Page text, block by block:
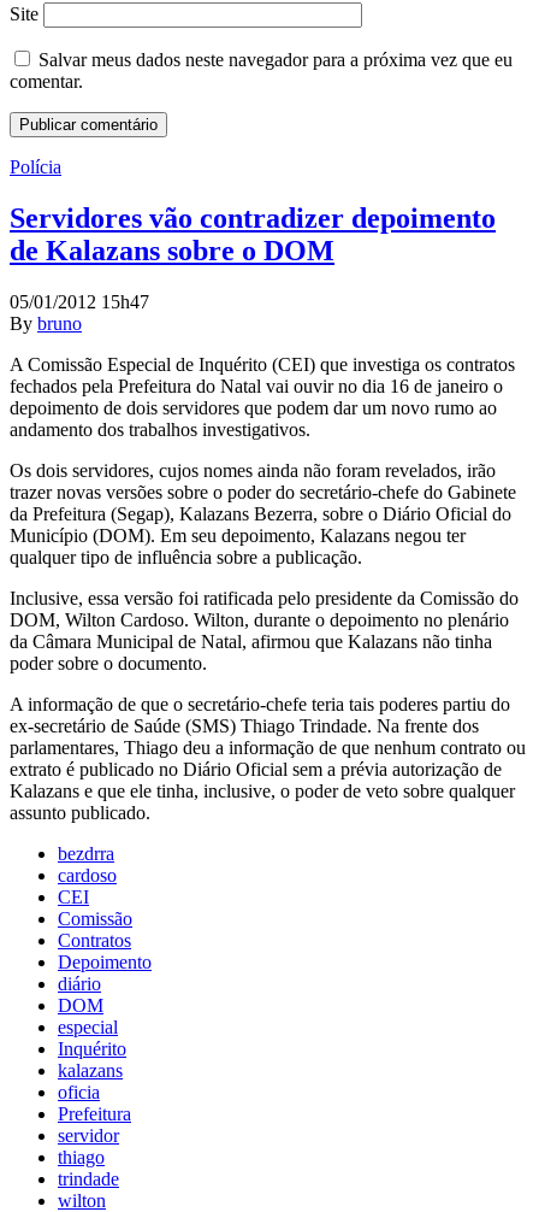
Site
Salvar meus dados neste navegador para a próxima vez que eu
comentar.
Polícia
Servidores vão contradizer depoimento
de Kalazans sobre o DOM
05/01/2012 15h47
By bruno
A Comissão Especial de Inquérito (CEI) que investiga os contratos
fechados pela Prefeitura do Natal vai ouvir no dia 16 de janeiro o
depoimento de dois servidores que podem dar um novo rumo ao
andamento dos trabalhos investigativos.
Os dois servidores, cujos nomes ainda não foram revelados, irão
trazer novas versões sobre o poder do secretário-chefe do Gabinete
da Prefeitura (Segap), Kalazans Bezerra, sobre o Diário Oficial do
Município (DOM). Em seu depoimento, Kalazans negou ter
qualquer tipo de influência sobre a publicação.
Inclusive, essa versão foi ratificada pelo presidente da Comissão do
DOM, Wilton Cardoso. Wilton, durante o depoimento no plenário
da Câmara Municipal de Natal, afirmou que Kalazans não tinha
poder sobre o documento.
A informação de que o secretário-chefe teria tais poderes partiu do
ex-secretário de Saúde (SMS) Thiago Trindade. Na frente dos
parlamentares, Thiago deu a informação de que nenhum contrato ou
extrato é publicado no Diário Oficial sem a prévia autorização de
Kalazans e que ele tinha, inclusive, o poder de veto sobre qualquer
assunto publicado.
bezdrra
cardoso
CEI
Comissão
Contratos
Depoimento
diário
DOM
especial
Inquérito
kalazans
oficia
Prefeitura
servidor
thiago
trindade
wilton